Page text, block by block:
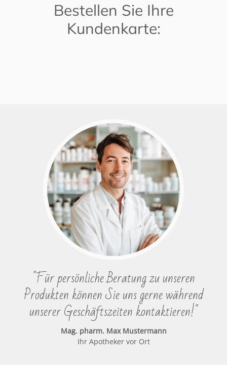
Bestellen Sie Ihre
Kundenkarte:
"Für persönliche Beratung zu unseren
Produkten können Sie uns gerne während
unserer Geschäftszeiten kontaktieren!"
Mag. pharm. Max Mustermann
Ihr Apotheker vor Ort